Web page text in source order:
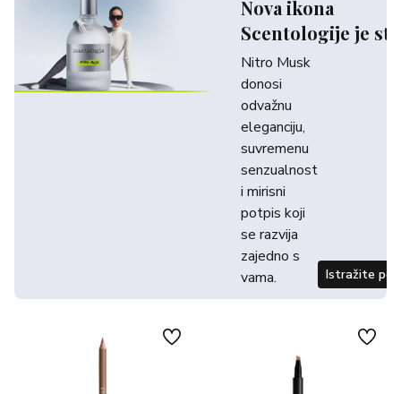
Nova ikona
Scentologije je
Nitro Musk
donosi
odvažnu
eleganciju,
suvremenu
senzualnost
i mirisni
potpis koji
se razvija
zajedno s
vama.
Istražite